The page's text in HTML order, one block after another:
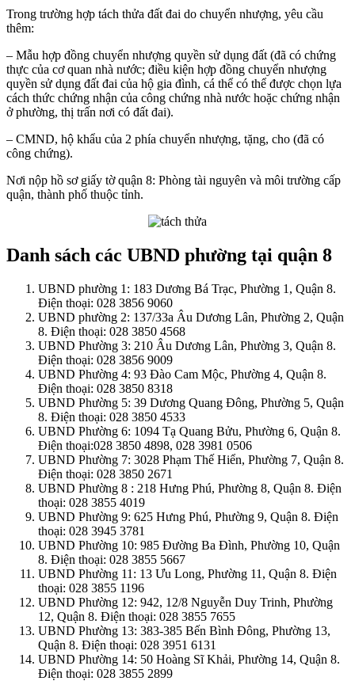
Trong trường hợp tách thửa đất đai do chuyển nhượng, yêu cầu
thêm:
– Mẫu hợp đồng chuyển nhượng quyền sử dụng đất (đã có chứng
thực của cơ quan nhà nước; điều kiện hợp đồng chuyển nhượng
quyền sử dụng đất đai của hộ gia đình, cá thể có thể được chọn lựa
cách thức chứng nhận của công chứng nhà nước hoặc chứng nhận
ở phường, thị trấn nơi có đất đai).
– CMND, hộ khẩu của 2 phía chuyển nhượng, tặng, cho (đã có
công chứng).
Nơi nộp hồ sơ giấy tờ quận 8: Phòng tài nguyên và môi trường cấp
quận, thành phố thuộc tỉnh.
Danh sách các UBND phường tại quận 8
UBND phường 1: 183 Dương Bá Trạc, Phường 1, Quận 8.
Điện thoại: 028 3856 9060
UBND phường 2: 137/33a Âu Dương Lân, Phường 2, Quận
8. Điện thoại: 028 3850 4568
UBND Phường 3: 210 Âu Dương Lân, Phường 3, Quận 8.
Điện thoại: 028 3856 9009
UBND Phường 4: 93 Đào Cam Mộc, Phường 4, Quận 8.
Điện thoại: 028 3850 8318
UBND Phường 5: 39 Dương Quang Đông, Phường 5, Quận
8. Điện thoại: 028 3850 4533
UBND Phường 6: 1094 Tạ Quang Bửu, Phường 6, Quận 8.
Điện thoại:028 3850 4898, 028 3981 0506
UBND Phường 7: 3028 Phạm Thế Hiển, Phường 7, Quận 8.
Điện thoại: 028 3850 2671
UBND Phường 8 : 218 Hưng Phú, Phường 8, Quận 8. Điện
thoại: 028 3855 4019
UBND Phường 9: 625 Hưng Phú, Phường 9, Quận 8. Điện
thoại: 028 3945 3781
UBND Phường 10: 985 Đường Ba Đình, Phường 10, Quận
8. Điện thoại: 028 3855 5667
UBND Phường 11: 13 Ưu Long, Phường 11, Quận 8. Điện
thoại: 028 3855 1196
UBND Phường 12: 942, 12/8 Nguyễn Duy Trinh, Phường
12, Quận 8. Điện thoại: 028 3855 7655
UBND Phường 13: 383-385 Bến Bình Đông, Phường 13,
Quận 8. Điện thoại: 028 3951 6131
UBND Phường 14: 50 Hoàng Sĩ Khải, Phường 14, Quận 8.
Điện thoại: 028 3855 2899